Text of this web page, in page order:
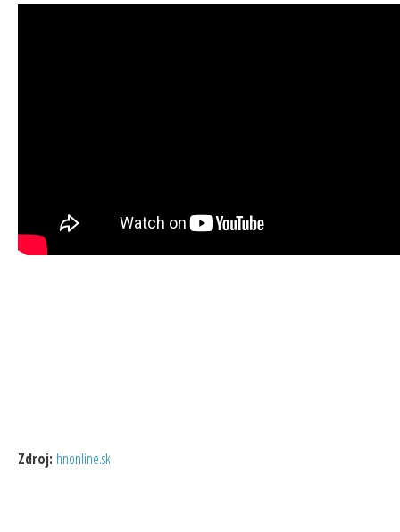
Zdroj: hnonline.sk